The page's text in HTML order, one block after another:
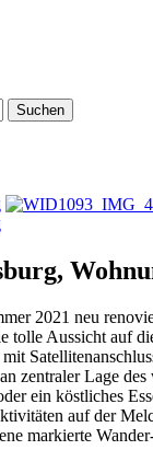
Suchen
2021 neu
tolle Aussicht auf
mit
zentraler Lage
ein köstliches
auf der
markierte